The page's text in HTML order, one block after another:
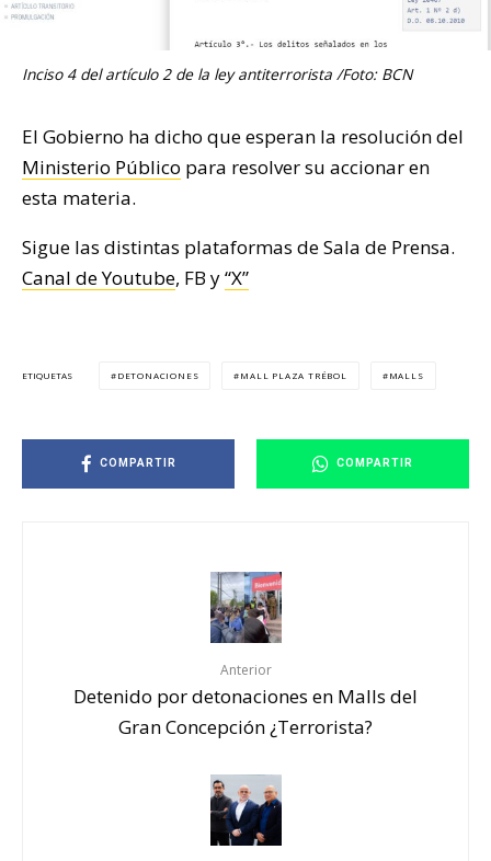
Inciso 4 del artículo 2 de la ley antiterrorista /Foto: BCN
El Gobierno ha dicho que esperan la resolución del
Ministerio Público para resolver su accionar en
esta materia.
Sigue las distintas plataformas de Sala de Prensa.
Canal de Youtube, FB y“X”
ETIQUETAS DETONACIONES MALL PLAZA TRÉBOL MALLS
COMPARTIR COMPARTIR
Anterior
Detenido por detonaciones en Malls del
Gran Concepción ¿Terrorista?